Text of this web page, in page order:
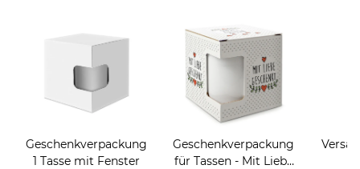
Geschenkverpackung
1 Tasse mit Fenster
Geschenkverpackung
für Tassen - Mit Liebe